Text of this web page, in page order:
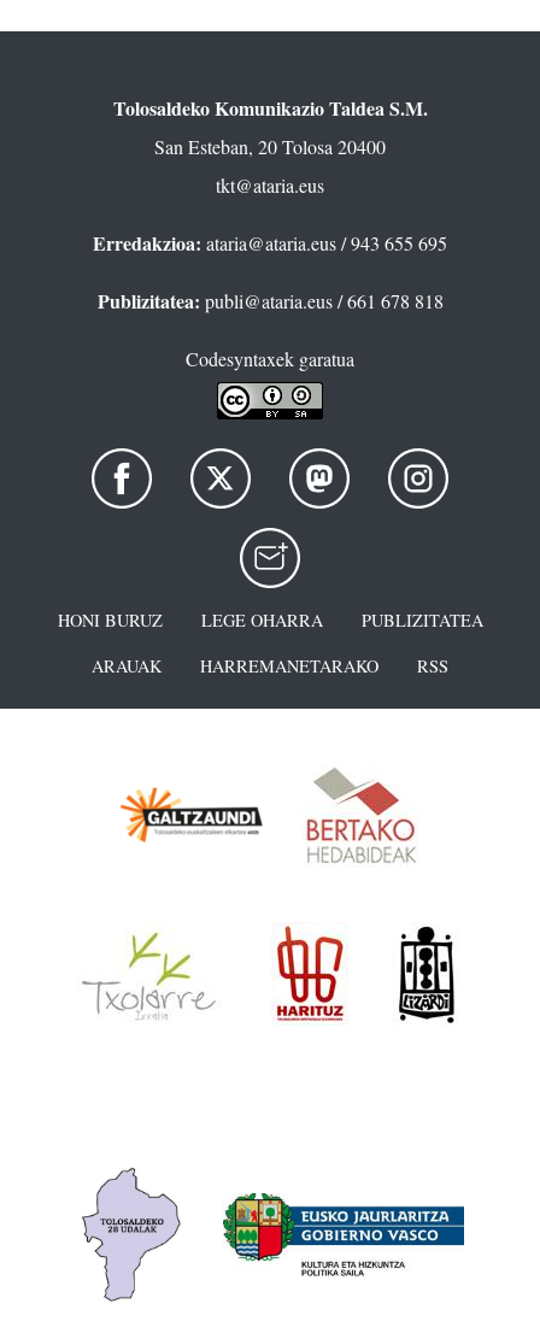
Tolosaldeko Komunikazio Taldea S.M.
San Esteban, 20 Tolosa 20400
tkt@ataria.eus
Erredakzioa: ataria@ataria.eus/ 943 655 695
Publizitatea: publi@ataria.eus/ 661 678 818
Codesyntaxek garatua
HONI BURUZ LEGE OHARRA
PUBLIZITATEA
ARAUAK
HARREMANETARAKO RSS